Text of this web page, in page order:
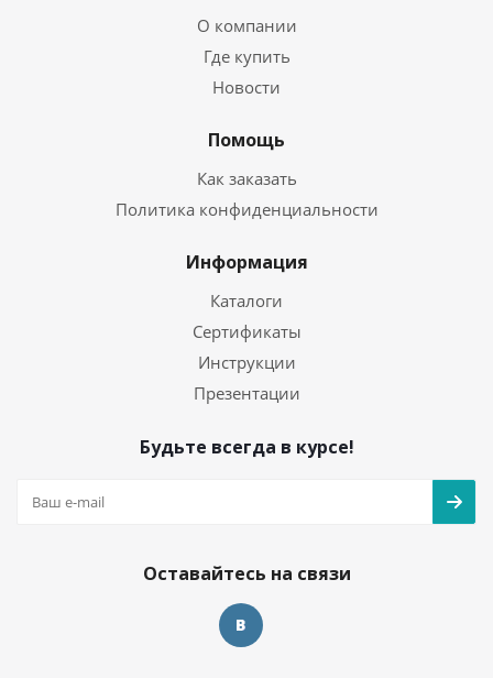
О компании
Где купить
Новости
Помощь
Как заказать
Политика конфиденциальности
Информация
Каталоги
Сертификаты
Инструкции
Презентации
Будьте всегда в курсе!
Оставайтесь на связи